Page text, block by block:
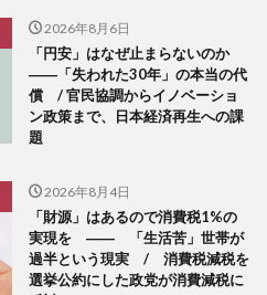
2026年8月6日
「円安」はなぜ止まらないのか
――「失われた30年」の本当の代
償 / 官民協調からイノベーショ
ン政策まで、日本経済再生への課
題
2026年8月4日
「財源」はあるので消費税1%の
実現を ―― 「生活苦」世帯が
過半という現実 / 消費税減税を
選挙公約にした政党が消費減税に